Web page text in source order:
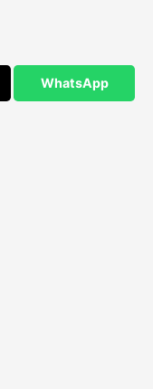
WhatsApp